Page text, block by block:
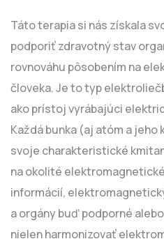
Táto terapia si nás získala
podporiť zdravotný stav
rovnováhu pôsobením na
človeka. Je to typ
ako prístoj vyrábajúci
Každá bunka (aj atóm a jeho
svoje charakteristické
na okolité
informácií,
a orgány buď podporné
nielen harmonizovať